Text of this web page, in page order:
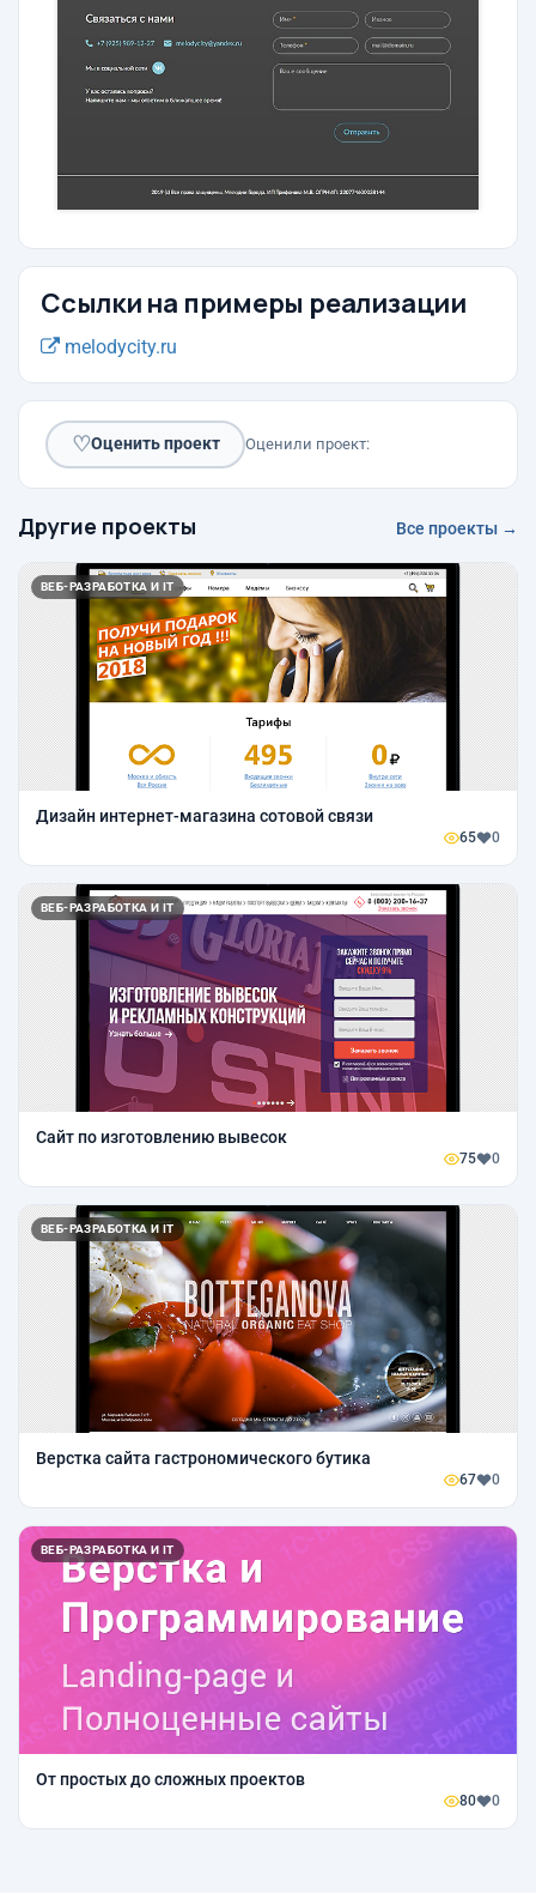
Ссылки на примеры реализации
melodycity.ru
♡Оценить проект Оценили проект:
Другие проекты Все проекты →
ВЕБ-РАЗРАБОТКА И IT
Дизайн интернет-магазина сотовой связи
65 0
ВЕБ-РАЗРАБОТКА И IT
Сайт по изготовлению вывесок
75 0
ВЕБ-РАЗРАБОТКА И IT
Верстка сайта гастрономического бутика
67 0
ВЕБ-РАЗРАБОТКА И IT
От простых до сложных проектов
80 0